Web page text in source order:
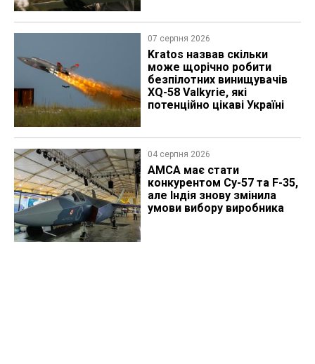
07 серпня 2026
Kratos назвав скільки
може щорічно робити
безпілотних винищувачів
XQ-58 Valkyrie, які
потенційно цікаві Україні
04 серпня 2026
AMCA має стати
конкурентом Су-57 та F-35,
але Індія знову змінила
умови вибору виробника